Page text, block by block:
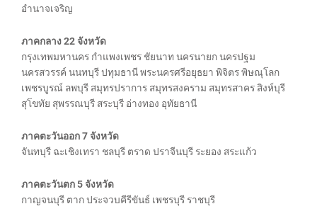
อำนาจเจริญ
ภาคกลาง 22 จังหวัด
กรุงเทพมหานคร กำแพงเพชร ชัยนาท นครนายก นครปฐม
นครสวรรค์ นนทบุรี ปทุมธานี พระนครศรีอยุธยา พิจิตร พิษณุโลก
เพชรบูรณ์ ลพบุรี สมุทรปราการ สมุทรสงคราม สมุทรสาคร สิงห์บุรี
สุโขทัย สุพรรณบุรี สระบุรี อ่างทอง อุทัยธานี
ภาคตะวันออก 7 จังหวัด
จันทบุรี ฉะเชิงเทรา ชลบุรี ตราด ปราจีนบุรี ระยอง สระแก้ว
ภาคตะวันตก 5 จังหวัด
กาญจนบุรี ตาก ประจวบคีรีขันธ์ เพชรบุรี ราชบุรี